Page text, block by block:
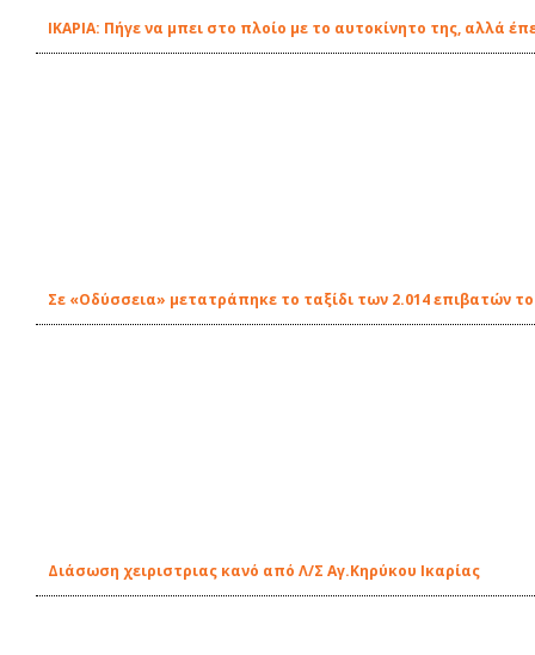
ΙΚΑΡΙΑ: Πήγε να μπει στο πλοίο με το αυτοκίνητο της, αλλά
Σε «Οδύσσεια» μετατράπηκε το ταξίδι των 2.014 επιβατών
Διάσωση χειριστριας κανό από Λ/Σ Αγ.Κηρύκου Ικαρίας